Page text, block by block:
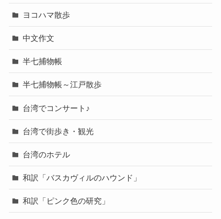
ヨコハマ散歩
中文作文
半七捕物帳
半七捕物帳～江戸散歩
台湾でコンサート♪
台湾で街歩き・観光
台湾のホテル
和訳「バスカヴィルのハウンド」
和訳「ピンク色の研究」